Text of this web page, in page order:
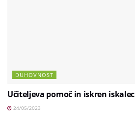
DUHOVNOST
Učiteljeva pomoč in iskren iskalec
24/05/2023